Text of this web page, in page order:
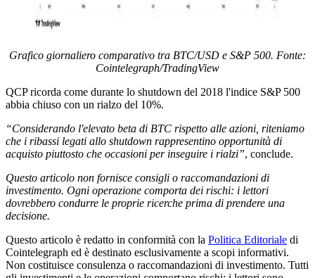
Grafico giornaliero comparativo tra BTC/USD e S&P 500. Fonte:
Cointelegraph/TradingView
QCP ricorda come durante lo shutdown del 2018 l'indice S&P 500
abbia chiuso con un rialzo del 10%.
“Considerando l'elevato beta di BTC rispetto alle azioni, riteniamo
che i ribassi legati allo shutdown rappresentino opportunità di
acquisto piuttosto che occasioni per inseguire i rialzi”, conclude.
Questo articolo non fornisce consigli o raccomandazioni di
investimento. Ogni operazione comporta dei rischi: i lettori
dovrebbero condurre le proprie ricerche prima di prendere una
decisione.
Questo articolo è redatto in conformità con la Politica Editoriale di
Cointelegraph ed è destinato esclusivamente a scopi informativi.
Non costituisce consulenza o raccomandazioni di investimento. Tutti